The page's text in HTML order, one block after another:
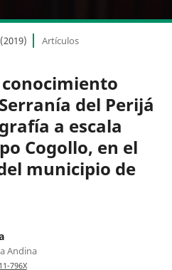
Artículos
del Perijá
a escala
Cogollo, en el
municipio de
Andina
796X